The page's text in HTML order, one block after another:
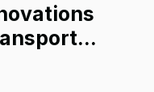
elles les